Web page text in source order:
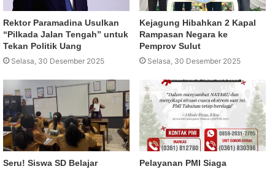
Rektor Paramadina Usulkan
“Pilkada Jalan Tengah” untuk
Tekan Politik Uang
Selasa, 30 Desember 2025
Kejagung Hibahkan 2 Kapal
Rampasan Negara ke
Pemprov Sulut
Selasa, 30 Desember 2025
Seru! Siswa SD Belajar
Pelayanan PMI Siaga